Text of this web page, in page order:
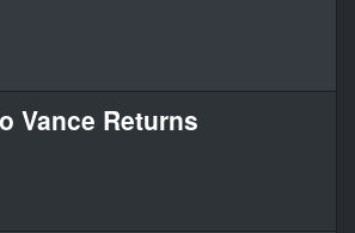
Vance Returns